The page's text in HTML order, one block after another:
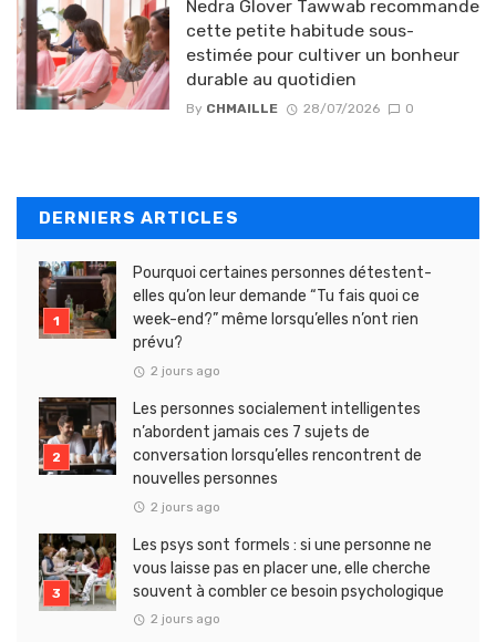
Nedra Glover Tawwab recommande
cette petite habitude sous-
estimée pour cultiver un bonheur
durable au quotidien
By CHMAILLE 28/07/2026 0
DERNIERS ARTICLES
Pourquoi certaines personnes détestent-
elles qu’on leur demande “Tu fais quoi ce
week-end?” même lorsqu’elles n’ont rien
prévu?
2 jours ago
Les personnes socialement intelligentes
n’abordent jamais ces 7 sujets de
conversation lorsqu’elles rencontrent de
nouvelles personnes
2 jours ago
Les psys sont formels : si une personne ne
vous laisse pas en placer une, elle cherche
souvent à combler ce besoin psychologique
2 jours ago